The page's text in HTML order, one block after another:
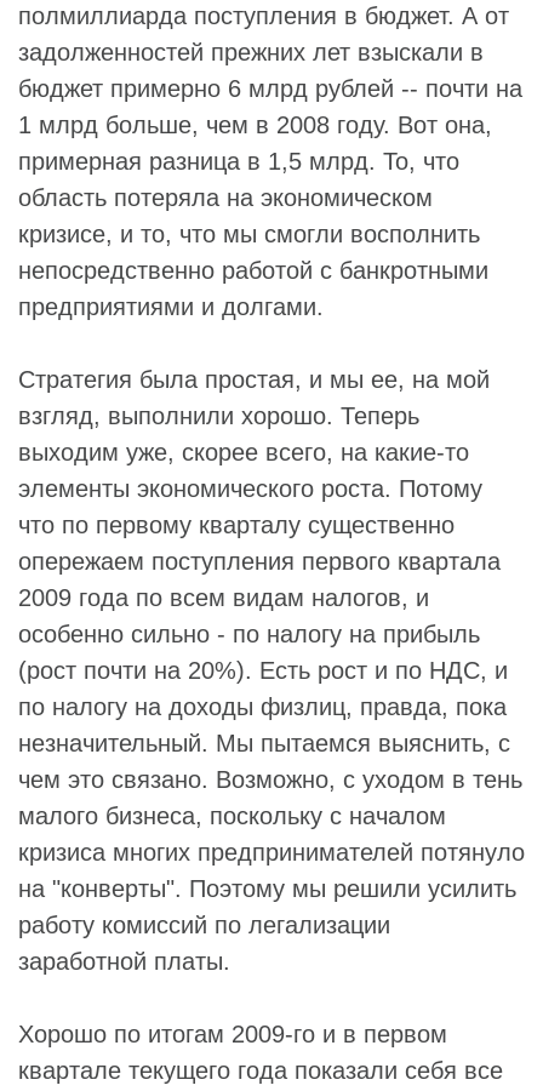
полмиллиарда поступления в бюджет. А от
задолженностей прежних лет взыскали в
бюджет примерно 6 млрд рублей -- почти на
1 млрд больше, чем в 2008 году. Вот она,
примерная разница в 1,5 млрд. То, что
область потеряла на экономическом
кризисе, и то, что мы смогли восполнить
непосредственно работой с банкротными
предприятиями и долгами.
Стратегия была простая, и мы ее, на мой
взгляд, выполнили хорошо. Теперь
выходим уже, скорее всего, на какие-то
элементы экономического роста. Потому
что по первому кварталу существенно
опережаем поступления первого квартала
2009 года по всем видам налогов, и
особенно сильно - по налогу на прибыль
(рост почти на 20%). Есть рост и по НДС, и
по налогу на доходы физлиц, правда, пока
незначительный. Мы пытаемся выяснить, с
чем это связано. Возможно, с уходом в тень
малого бизнеса, поскольку с началом
кризиса многих предпринимателей потянуло
на "конверты". Поэтому мы решили усилить
работу комиссий по легализации
заработной платы.
Хорошо по итогам 2009-го и в первом
квартале текущего года показали себя все